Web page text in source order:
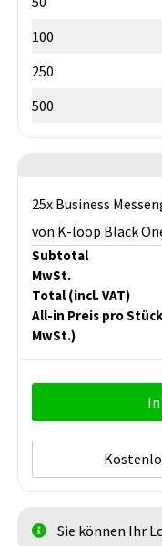
100
250
500
25x Business
von K-loop Black
Subtotal
MwSt.
Total (incl. VAT)
All-in Preis pro
MwSt.)
Sie können Ihr